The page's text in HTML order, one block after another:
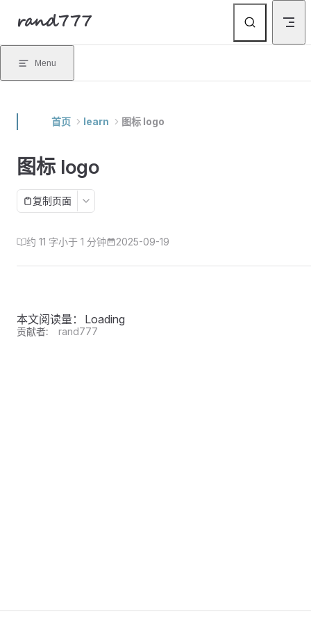
Skip to content
rand777
Menu
首页 learn 图标 logo
图标 logo
复制页面
约 11 字小于 1 分钟 2025-09-19
本文阅读量： Loading
贡献者: rand777